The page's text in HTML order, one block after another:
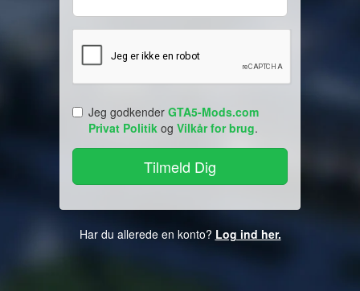
Jeg godkender GTA5-Mods.com
Privat Politik og Vilkår for brug.
Har du allerede en konto? Log ind her.